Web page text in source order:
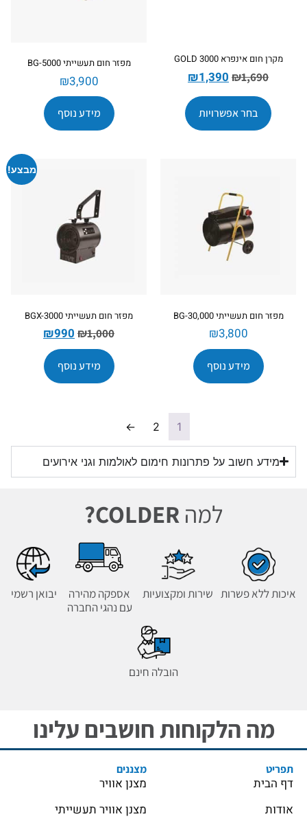
מקרן חום אינפרא GOLD 3000
₪1,690
₪1,390
בחר אפשרויות
מפזר חום תעשייתי BG-5000
₪3,900
מידע נוסף
מפזר חום תעשייתי BG-30,000
₪3,800
מידע נוסף
מבצע!
מפזר חום תעשייתי BGX-3000
₪1,000
₪990
מידע נוסף
1
2
←
מידע חשוב על פתרונות חימום לאולמות וגני אירועים
למהCOLDER?
איכות ללא פשרות שירות ומקצועיות
אספקה מהירה
עם נהגי החברה
יבואן רשמי
הובלה חינם
מה הלקוחות חושבים עלינו
תפריט
דף הבית
אודות
מצננים
מצנן אוויר
מצנן אוויר תעשייתי